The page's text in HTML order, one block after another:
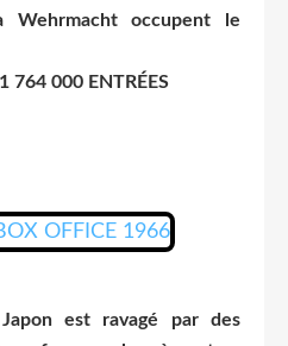
occupent le
764 000 ENTRÉES
est ravagé par des